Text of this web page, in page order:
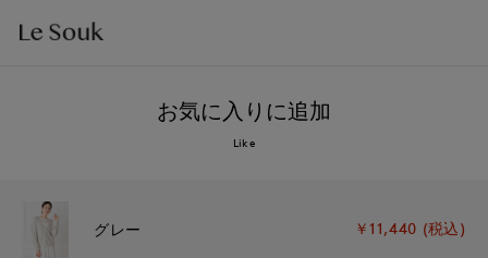
お気に入りに追加
Like
グレー ￥11,440 (税込)